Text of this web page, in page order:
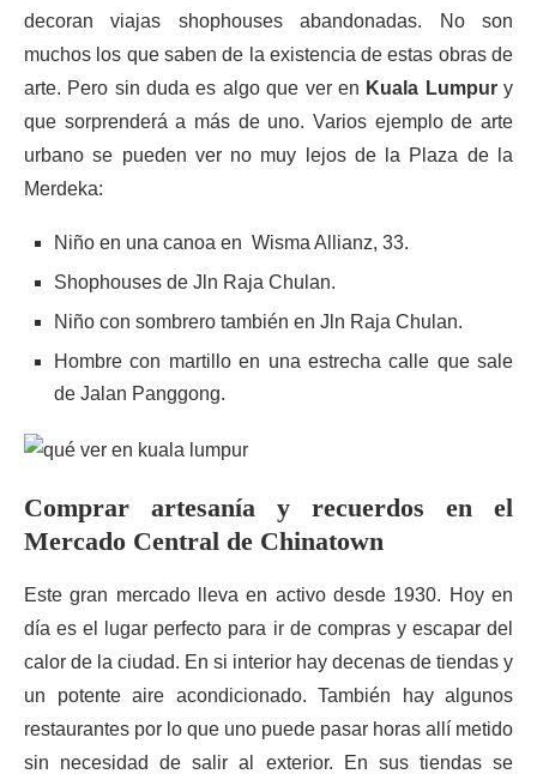
decoran viajas shophouses abandonadas. No son
muchos los que saben de la existencia de estas obras de
arte. Pero sin duda es algo que ver en Kuala Lumpury
que sorprenderá a más de uno. Varios ejemplo de arte
urbano se pueden ver no muy lejos de la Plaza de la
Merdeka:
Niño en una canoa en Wisma Allianz, 33.
Shophouses de Jln Raja Chulan.
Niño con sombrero también en Jln Raja Chulan.
Hombre con martillo en una estrecha calle que sale
de Jalan Panggong.
Comprar artesanía y recuerdos en el
Mercado Central de Chinatown
Este gran mercado lleva en activo desde 1930. Hoy en
día es el lugar perfecto para ir de compras y escapar del
calor de la ciudad. En si interior hay decenas de tiendas y
un potente aire acondicionado. También hay algunos
restaurantes por lo que uno puede pasar horas allí metido
sin necesidad de salir al exterior. En sus tiendas se